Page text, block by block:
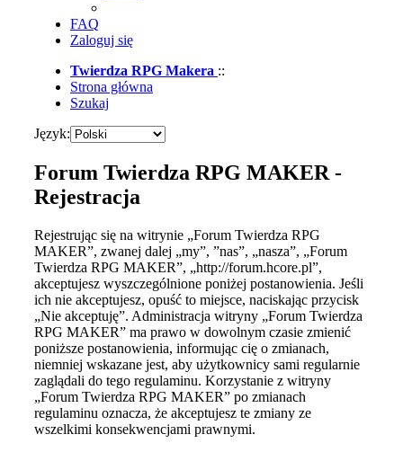
FAQ
Zaloguj się
Twierdza RPG Makera ::
Strona główna
Szukaj
Język:
Forum Twierdza RPG MAKER -
Rejestracja
Rejestrując się na witrynie „Forum Twierdza RPG
MAKER”, zwanej dalej „my”, ”nas”, „nasza”, „Forum
Twierdza RPG MAKER”, „http://forum.hcore.pl”,
akceptujesz wyszczególnione poniżej postanowienia. Jeśli
ich nie akceptujesz, opuść to miejsce, naciskając przycisk
„Nie akceptuję”. Administracja witryny „Forum Twierdza
RPG MAKER” ma prawo w dowolnym czasie zmienić
poniższe postanowienia, informując cię o zmianach,
niemniej wskazane jest, aby użytkownicy sami regularnie
zaglądali do tego regulaminu. Korzystanie z witryny
„Forum Twierdza RPG MAKER” po zmianach
regulaminu oznacza, że akceptujesz te zmiany ze
wszelkimi konsekwencjami prawnymi.